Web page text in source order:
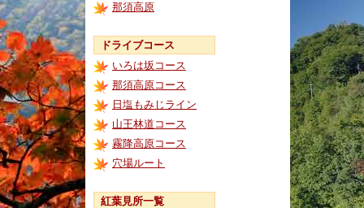
那須高原
ドライブコース
いろは坂コース
那須高原コース
日塩もみじライン
山王林道コース
霧降高原コース
穴場ルート
紅葉見所一覧